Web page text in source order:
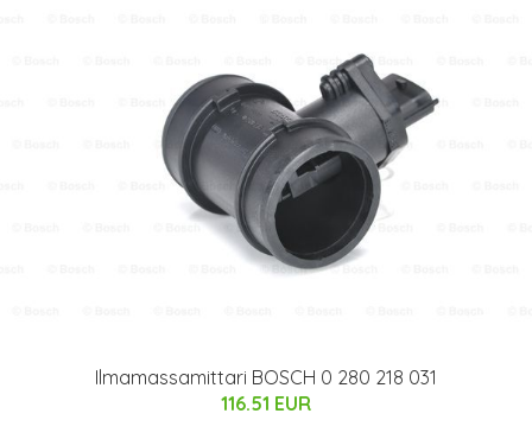
Ilmamassamittari BOSCH 0 280 218 031
116.51 EUR